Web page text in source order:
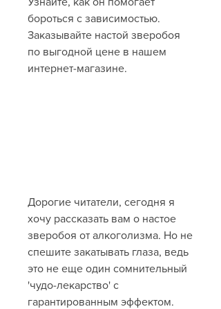
бороться с зависимостью.
Заказывайте настой зверобоя
по выгодной цене в нашем
интернет-магазине.
Дорогие читатели, сегодня я
хочу рассказать вам о настое
зверобоя от алкоголизма. Но не
спешите закатывать глаза, ведь
это не еще один сомнительный
'чудо-лекарство' с
гарантированным эффектом.